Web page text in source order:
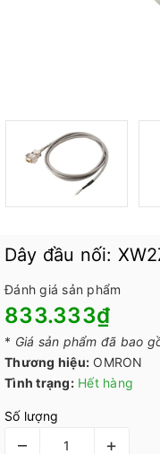
Dây đầu nối:
Đánh giá sản phẩm
833.333₫
* Giá sản phẩm đã bao
Thương hiệu: OMRON
Tình trạng: Hết hàng
Số lượng
– +